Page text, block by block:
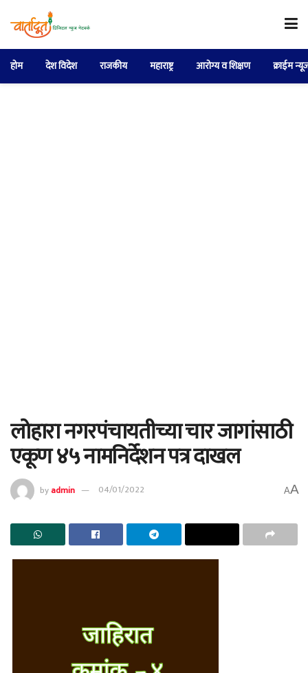
होम देश विदेश राजकीय महाराष्ट्र आरोग्य व शिक्षण क्राईम
लोहारा नगरपंचायतीच्या चार जागांसाठी
एकूण ४५ नामनिर्देशन पत्र दाखल
byadmin 04/01/2022 AA